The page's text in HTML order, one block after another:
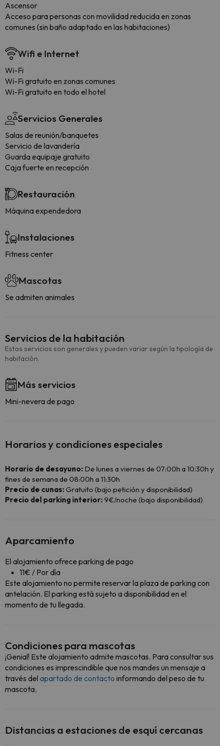
Ascensor
Acceso para personas con movilidad reducida en zonas
comunes (sin baño adaptado en las habitaciones)
Wifi e Internet
Wi-Fi
Wi-Fi gratuito en zonas comunes
Wi-Fi gratuito en todo el hotel
Servicios Generales
Salas de reunión/banquetes
Servicio de lavandería
Guarda equipaje gratuito
Caja fuerte en recepción
Restauración
Máquina expendedora
Instalaciones
Fitness center
Mascotas
Se admiten animales
Servicios de la habitación
Estos servicios son generales y pueden variar según la tipología de
habitación.
Más servicios
Mini-nevera de pago
Horarios y condiciones especiales
Horario de desayuno: De lunes a viernes de 07:00h a 10:30h y
fines de semana de 08:00h a 11:30h
Precio de cunas:Gratuito (bajo petición y disponibilidad)
Precio del parking interior:9€/noche (bajo disponibilidad)
Aparcamiento
El alojamiento ofrece parking de pago
11€ / Por día
Este alojamiento no permite reservar la plaza de parking con
antelación. El parking está sujeto a disponibilidad en el
momento de tu llegada.
Condiciones para mascotas
¡Genial! Este alojamiento admite mascotas. Para consultar sus
condiciones es imprescindible que nos mandes un mensaje a
través del apartado de contacto informando del peso de tu
mascota.
Distancias a estaciones de esquí cercanas